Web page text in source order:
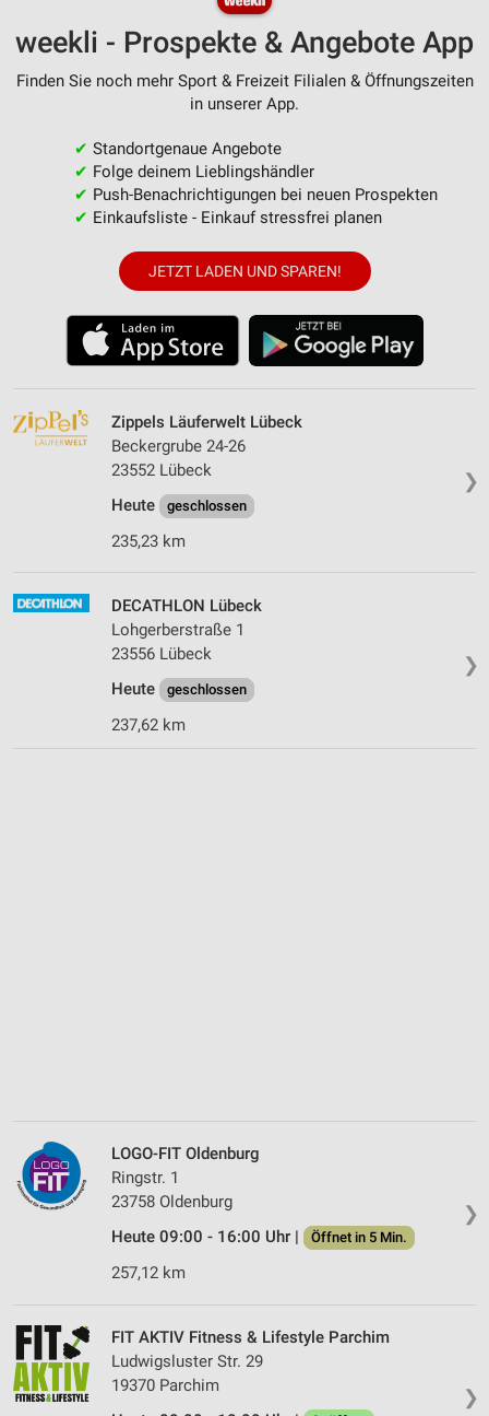
weekli - Prospekte & Angebote App
Finden Sie noch mehr Sport & Freizeit Filialen & Öffnungszeiten
in unserer App.
✔ Standortgenaue Angebote
✔ Folge deinem Lieblingshändler
✔ Push-Benachrichtigungen bei neuen Prospekten
✔ Einkaufsliste - Einkauf stressfrei planen
JETZT LADEN UND SPAREN!
❯
Zippels Läuferwelt Lübeck
Beckergrube 24-26
23552 Lübeck
Heute
geschlossen
235,23 km
❯
DECATHLON Lübeck
Lohgerberstraße 1
23556 Lübeck
Heute
geschlossen
237,62 km
❯
LOGO-FIT Oldenburg
Ringstr. 1
23758 Oldenburg
Heute 09:00 - 16:00 Uhr |
Öffnet in 5 Min.
257,12 km
❯
FIT AKTIV Fitness & Lifestyle Parchim
Ludwigsluster Str. 29
19370 Parchim